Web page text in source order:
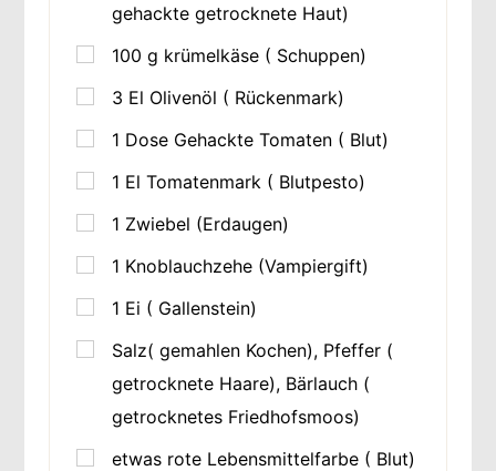
gehackte getrocknete Haut)
100 g krümelkäse ( Schuppen)
3 El Olivenöl ( Rückenmark)
1 Dose Gehackte Tomaten ( Blut)
1 El Tomatenmark ( Blutpesto)
1 Zwiebel (Erdaugen)
1 Knoblauchzehe (Vampiergift)
1 Ei ( Gallenstein)
Salz( gemahlen Kochen), Pfeffer (
getrocknete Haare), Bärlauch (
getrocknetes Friedhofsmoos)
etwas rote Lebensmittelfarbe ( Blut)